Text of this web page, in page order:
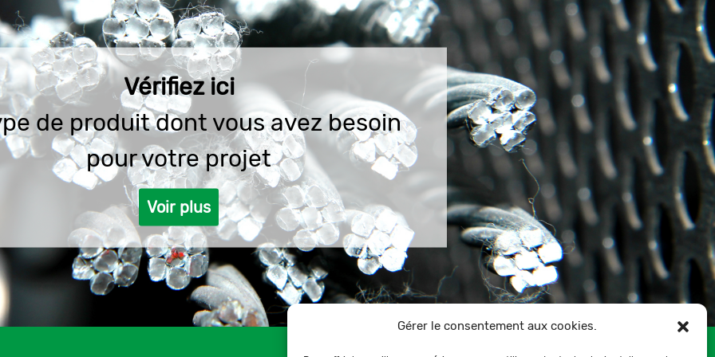
Gérer le consentement aux cookies.
Vérifiez ici
de produit dont vous avez besoin
pour votre projet
Voir plus